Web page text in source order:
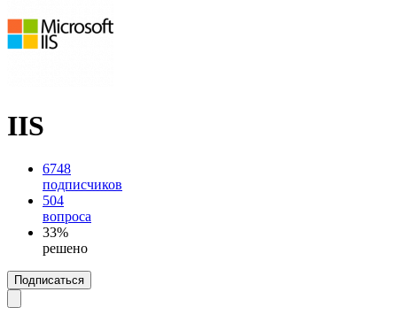
IIS
6748
подписчиков
504
вопроса
33%
решено
Подписаться